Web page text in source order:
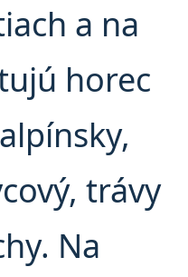
a na
horec
trávy
Na